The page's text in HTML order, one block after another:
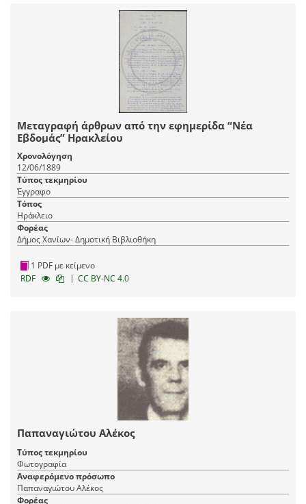
Μεταγραφή άρθρων από την εφημερίδα “Νέα
Εβδομάς” Ηρακλείου
Χρονολόγηση
12/06/1889
Τύπος τεκμηρίου
Έγγραφο
Τόπος
Ηράκλειο
Φορέας
Δήμος Χανίων- Δημοτική Βιβλιοθήκη
1 PDF με κείμενο
RDF
| CC BY-NC 4.0
Παπαναγιώτου Αλέκος
Τύπος τεκμηρίου
Φωτογραφία
Αναφερόμενο πρόσωπο
Παπαναγιώτου Αλέκος
Φορέας